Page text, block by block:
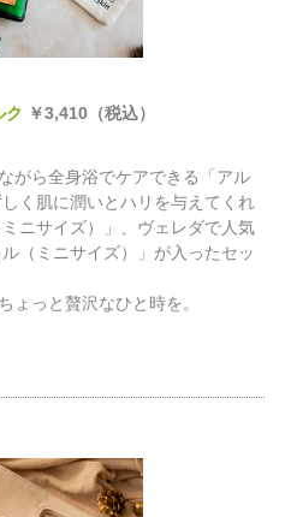
ク ￥3,410（税込）
がら全身浴でケアできる「アル
く肌に潤いとハリを与えてくれ
ニサイズ）」、ヴェレダで人気
（ミニサイズ）」が入ったセッ
ょっと贅沢なひと時を。